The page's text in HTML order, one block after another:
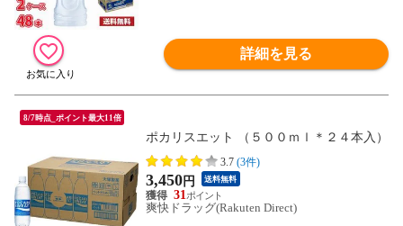
詳細を見る
8/7時点_ポイント最大11倍
ポカリスエット （５００ｍｌ＊２４本入）
3.7 (3件)
3,450円 送料無料
31
爽快ドラッグ(Rakuten Direct)